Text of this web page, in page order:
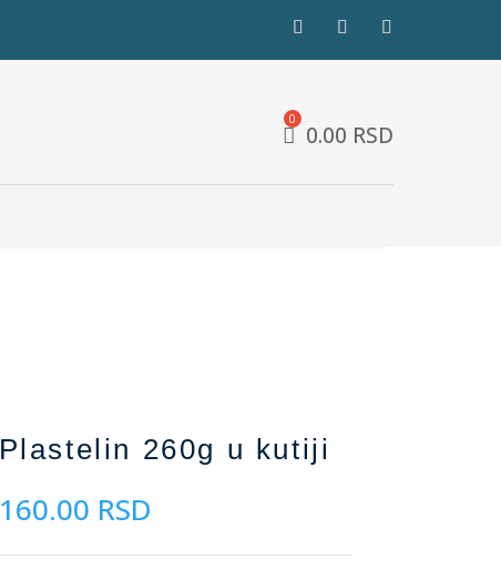
0.00 RSD
Plastelin 260g u kutiji
160.00 RSD